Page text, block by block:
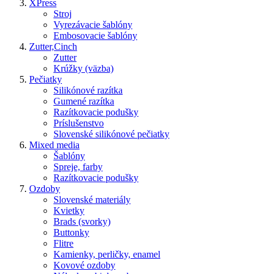
XPress
Stroj
Vyrezávacie šablóny
Embosovacie šablóny
Zutter,Cinch
Zutter
Krúžky (väzba)
Pečiatky
Silikónové razítka
Gumené razítka
Razítkovacie podušky
Príslušenstvo
Slovenské silikónové pečiatky
Mixed media
Šablóny
Spreje, farby
Razítkovacie podušky
Ozdoby
Slovenské materiály
Kvietky
Brads (svorky)
Buttonky
Flitre
Kamienky, perličky, enamel
Kovové ozdoby